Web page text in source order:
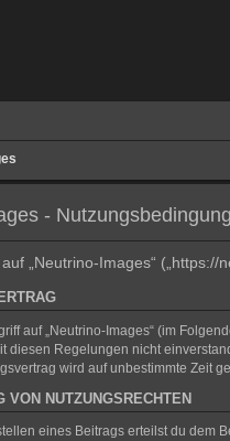
-
„Neutrino-Images“
auf „Neutrino-Images“ (im
diesen Regelungen nicht
wird auf unbestimmte Zeit
VON NUTZUNGSRECHTEN
eines Beitrags erteilst du dem